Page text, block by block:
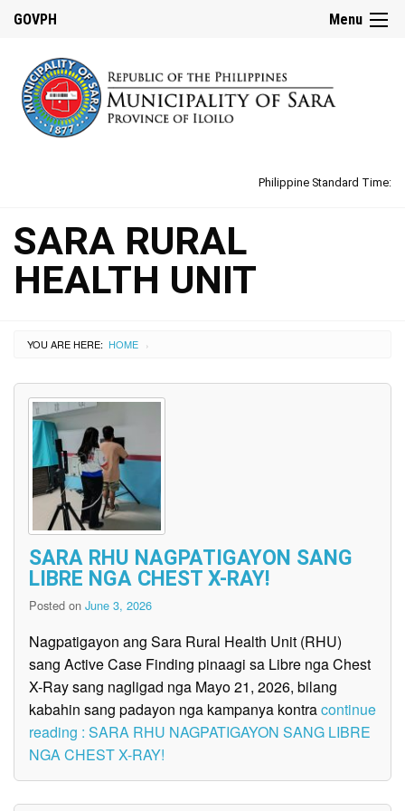
Menu
GOVPH
Philippine Standard Time:
SARA RURAL
HEALTH UNIT
YOU ARE HERE: HOME ›
SARA RHU NAGPATIGAYON SANG
LIBRE NGA CHEST X-RAY!
Posted on June 3, 2026
Nagpatigayon ang Sara Rural Health Unit (RHU)
sang Active Case Finding pinaagi sa Libre nga Chest
X-Ray sang nagligad nga Mayo 21, 2026, bilang
kabahin sang padayon nga kampanya kontracontinue
reading : SARA RHU NAGPATIGAYON SANG LIBRE
NGA CHEST X-RAY!